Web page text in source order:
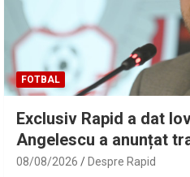
FOTBAL
Exclusiv Rapid a dat
Angelescu a anunțat
08/08/2026 Despre Rapid